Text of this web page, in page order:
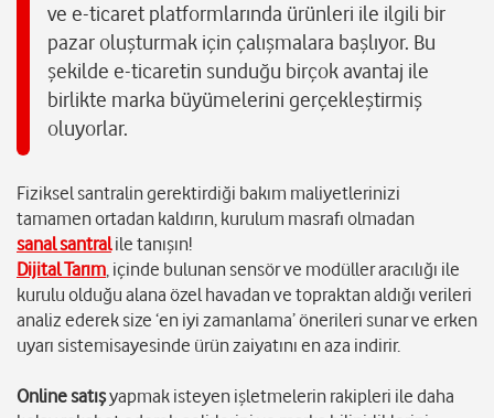
ve e-ticaret platformlarında ürünleri ile ilgili bir
pazar oluşturmak için çalışmalara başlıyor. Bu
şekilde e-ticaretin sunduğu birçok avantaj ile
birlikte marka büyümelerini gerçekleştirmiş
oluyorlar.
Fiziksel santralin gerektirdiği bakım maliyetlerinizi
tamamen ortadan kaldırın, kurulum masrafı olmadan
sanal santralile tanışın!
Dijital Tarım, içinde bulunan sensör ve modüller aracılığı ile
kurulu olduğu alana özel havadan ve topraktan aldığı verileri
analiz ederek size ‘en iyi zamanlama’ önerileri sunar ve erken
uyarı sistemisayesinde ürün zaiyatını en aza indirir.
Online satışyapmak isteyen işletmelerin rakipleri ile daha